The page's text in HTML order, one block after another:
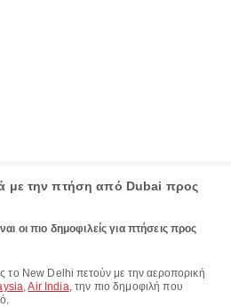
με την πτήση από Dubai προς
οι πιο δημοφιλείς για πτήσεις προς
,Air India, την πιο δημοφιλή που